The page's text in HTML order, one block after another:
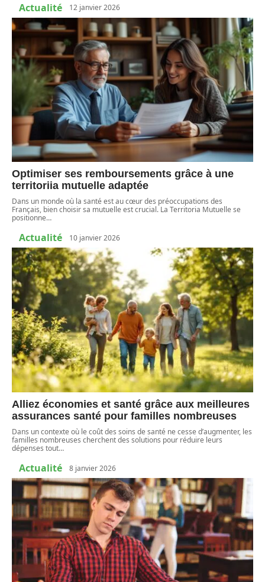
Actualité 12 janvier 2026
Optimiser ses remboursements grâce à une
territoriia mutuelle adaptée
Dans un monde où la santé est au cœur des préoccupations des
Français, bien choisir sa mutuelle est crucial. La Territoria Mutuelle se
positionne…
Actualité 10 janvier 2026
Alliez économies et santé grâce aux meilleures
assurances santé pour familles nombreuses
Dans un contexte où le coût des soins de santé ne cesse d’augmenter, les
familles nombreuses cherchent des solutions pour réduire leurs
dépenses tout…
Actualité 8 janvier 2026